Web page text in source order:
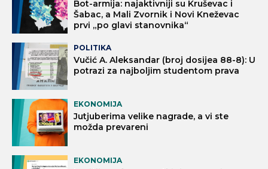
Bot-armija: najaktivniji su Kruševac i
Šabac, a Mali Zvornik i Novi Kneževac
prvi „po glavi stanovnika“
POLITIKA
Vučić A. Aleksandar (broj dosijea 88-8): U
potrazi za najboljim studentom prava
EKONOMIJA
Jutjuberima velike nagrade, a vi ste
možda prevareni
EKONOMIJA